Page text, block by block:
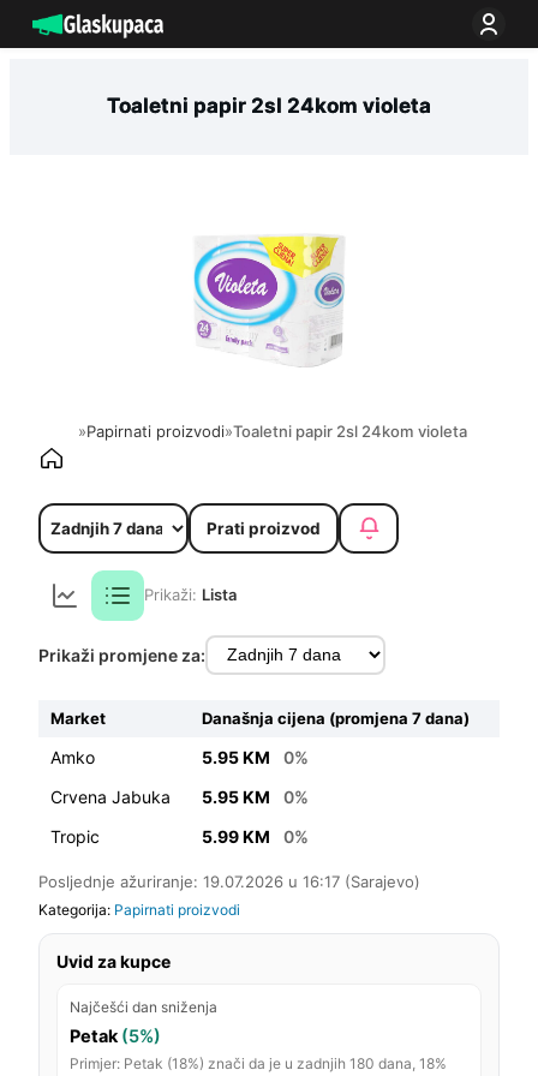
na
Toaletni papir 2sl 24kom violeta
»Papirnati proizvodi»Toaletni papir 2sl 24kom violeta
Prati proizvod
Prikaži: Lista
Prikaži promjene za:
Market Današnja cijena (promjena 7 dana)
Amko 5.95 KM
0%
Crvena Jabuka
5.95 KM
0%
Tropic
5.99 KM 0%
Posljednje ažuriranje: 19.07.2026 u 16:17 (Sarajevo)
Kategorija: Papirnati proizvodi
Uvid za kupce
Najčešći dan sniženja
Petak (5%)
Primjer: Petak (18%) znači da je u zadnjih 180 dana, 18%